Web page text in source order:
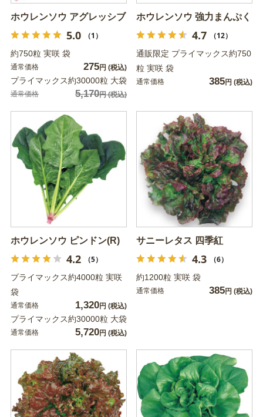
ホウレンソウ アグレッシブ
5.0 （1）
約750粒 実咲 袋
通常価格 275円 (税込)
プライマックス約30000粒 大袋
通常価格 5,170円(税込)
ホウレンソウ 強力まんぷく
4.7 （12）
通販限定 プライマックス約750
粒 実咲 袋
通常価格 385円 (税込)
ホウレンソウ ピンドン(R)
4.2 （5）
プライマックス約4000粒 実咲
袋
通常価格 1,320円 (税込)
プライマックス約30000粒 大袋
通常価格 5,720円 (税込)
サニーレタス 四季紅
4.3 （6）
約1200粒 実咲 袋
通常価格 385円 (税込)